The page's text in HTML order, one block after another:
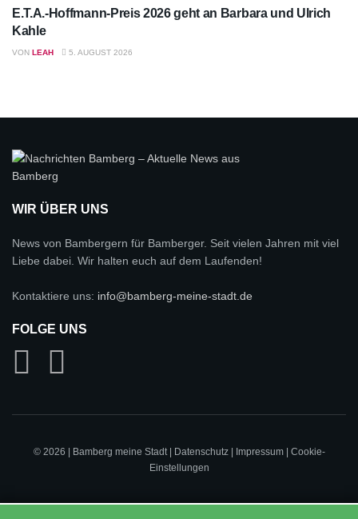
E.T.A.-Hoffmann-Preis 2026 geht an Barbara und Ulrich
Kahle
VON LEAH 5. AUGUST 2026
WIR ÜBER UNS
News von Bambergern für Bamberger. Seit vielen Jahren mit viel
Liebe dabei. Wir halten euch auf dem Laufenden!
Kontaktiere uns: info@bamberg-meine-stadt.de
FOLGE UNS
© 2026 | Bamberg meine Stadt | Datenschutz| Impressum| Cookie-
Einstellungen